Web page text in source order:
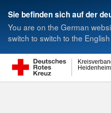
Sie befinden sich auf der
You are on the German
switch to switch to the